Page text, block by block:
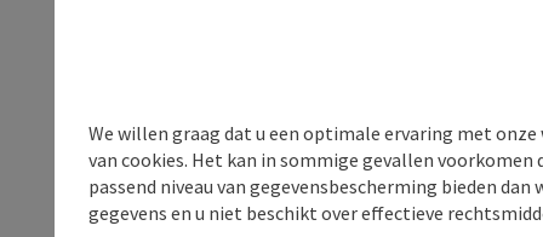
We willen graag dat u een optimale ervaring met
van cookies. Het kan in sommige gevallen voorkomen
passend niveau van gegevensbescherming bieden
gegevens en u niet beschikt over effectieve